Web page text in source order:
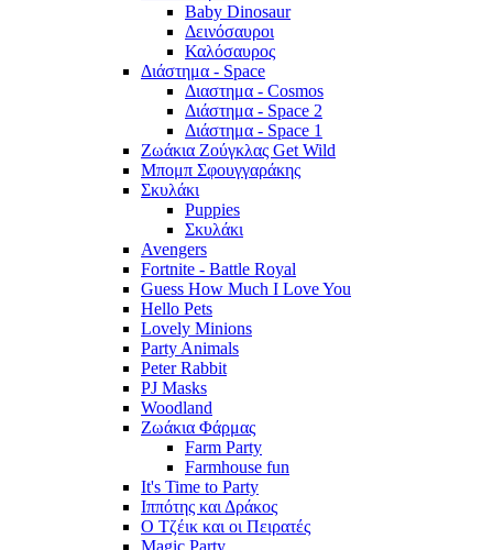
Baby Dinosaur
Δεινόσαυροι
Καλόσαυρος
Διάστημα - Space
Διαστημα - Cosmos
Διάστημα - Space 2
Διάστημα - Space 1
Ζωάκια Ζούγκλας Get Wild
Μπομπ Σφουγγαράκης
Σκυλάκι
Puppies
Σκυλάκι
Avengers
Fortnite - Battle Royal
Guess How Much I Love You
Hello Pets
Lovely Minions
Party Animals
Peter Rabbit
PJ Masks
Woodland
Ζωάκια Φάρμας
Farm Party
Farmhouse fun
It's Time to Party
Ιππότης και Δράκος
Ο Τζέικ και οι Πειρατές